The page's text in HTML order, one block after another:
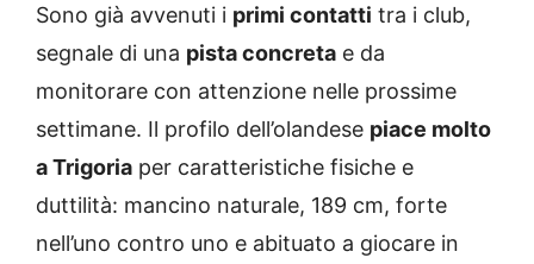
Sono già avvenuti i primi contatti tra i club,
segnale di una pista concreta e da
monitorare con attenzione nelle prossime
settimane. Il profilo dell’olandese piace molto
a Trigoria per caratteristiche fisiche e
duttilità: mancino naturale, 189 cm, forte
nell’uno contro uno e abituato a giocare in